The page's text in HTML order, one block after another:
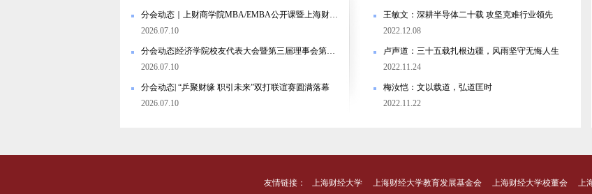
分会动态｜上财商学院MBA/EMBA公开课暨上海财经大学校友会浙江代表处投融资沙龙圆满落幕！
2026.07.10
分会动态|经济学院校友代表大会暨第三届理事会第一次会议顺利召开
2026.07.10
分会动态| “乒聚财缘 职引未来”双打联谊赛圆满落幕
2026.07.10
王敏文：深耕半导体二十载 攻坚克难行业领先
2022.12.08
卢声道：三十五载扎根边疆，风雨坚守无悔人生
2022.11.24
梅汝恺：文以载道，弘道匡时
2022.11.22
友情链接： 上海财经大学 上海财经大学教育发展基金会 上海财经大学校董会 上